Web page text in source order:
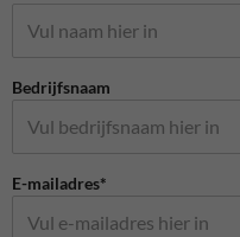
Bedrijfsnaam
E-mailadres*